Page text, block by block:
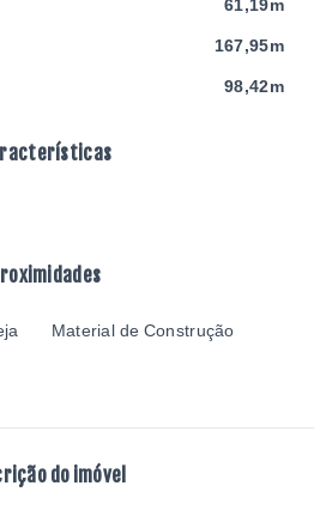
Material de Construção
do imóvel
61,19m
167,95m
98,42m